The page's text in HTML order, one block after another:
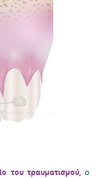
του τραυματισμού, ο